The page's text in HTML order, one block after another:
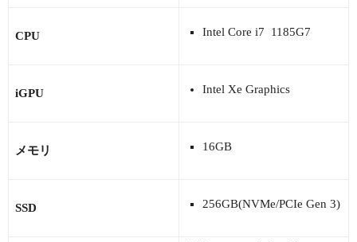
CPU Intel Core i7 1185G7
iGPU Intel Xe Graphics
メモリ 16GB
SSD 256GB(NVMe/PCIe Gen 3)